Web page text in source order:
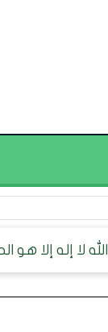
الله لا إله إلا